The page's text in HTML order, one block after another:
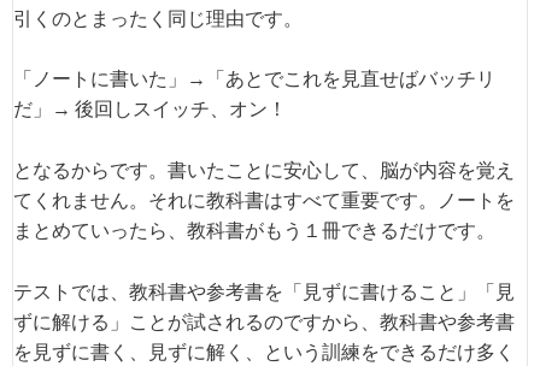
引くのとまったく同じ理由です。
「ノートに書いた」→「あとでこれを見直せばバッチリ
だ」→ 後回しスイッチ、オン！
となるからです。書いたことに安心して、脳が内容を覚え
てくれません。それに教科書はすべて重要です。ノートを
まとめていったら、教科書がもう１冊できるだけです。
テストでは、教科書や参考書を「見ずに書けること」「見
ずに解ける」ことが試されるのですから、教科書や参考書
を見ずに書く、見ずに解く、という訓練をできるだけ多く